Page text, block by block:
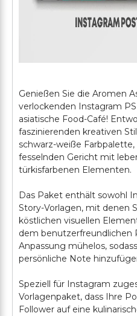
Genießen Sie die Aromen
verlockenden Instagram
asiatische Food-Café!
faszinierenden kreativen
schwarz-weiße
fesselnden Gericht mit
türkisfarbenen Elementen.
Das Paket enthält sowohl
Story-Vorlagen, mit denen
köstlichen visuellen
dem benutzerfreundlichen
Anpassung mühelos,
persönliche Note
Speziell für Instagram
Vorlagenpaket, dass Ihre
Follower auf eine